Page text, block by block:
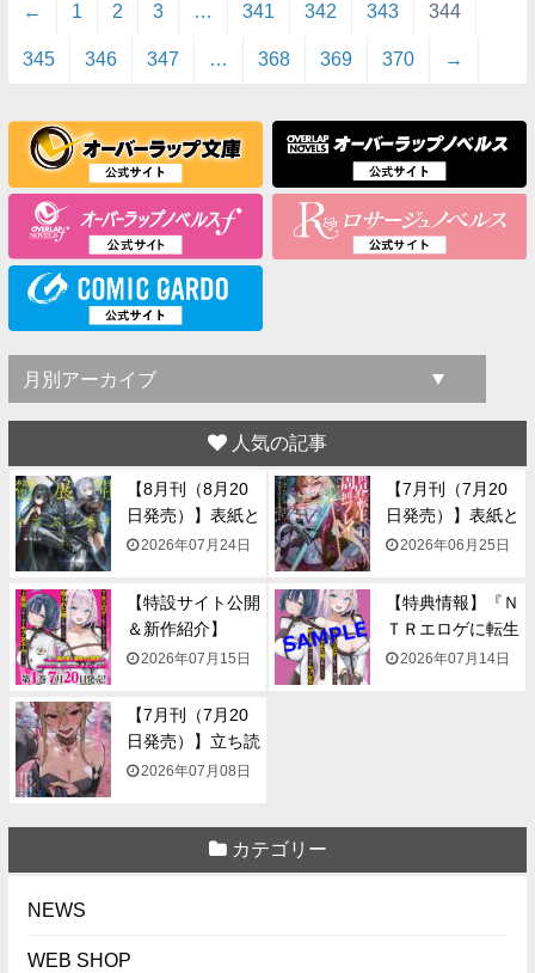
← 1 2 3 … 341 342 343 344
345 346 347 … 368 369 370 →
人気の記事
【8月刊（8月20
日発売）】表紙と
一...2026年07月24日
【7月刊（7月20
日発売）】表紙と
一...2026年06月25日
【特設サイト公開
＆新作紹介】
『NTR...
2026年07月15日
【特典情報】『Ｎ
ＴＲエロゲに転生
して...
2026年07月14日
【7月刊（7月20
日発売）】立ち読
み...2026年07月08日
カテゴリー
NEWS
WEB SHOP